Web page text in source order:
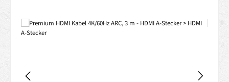
Bildergalerie überspringen